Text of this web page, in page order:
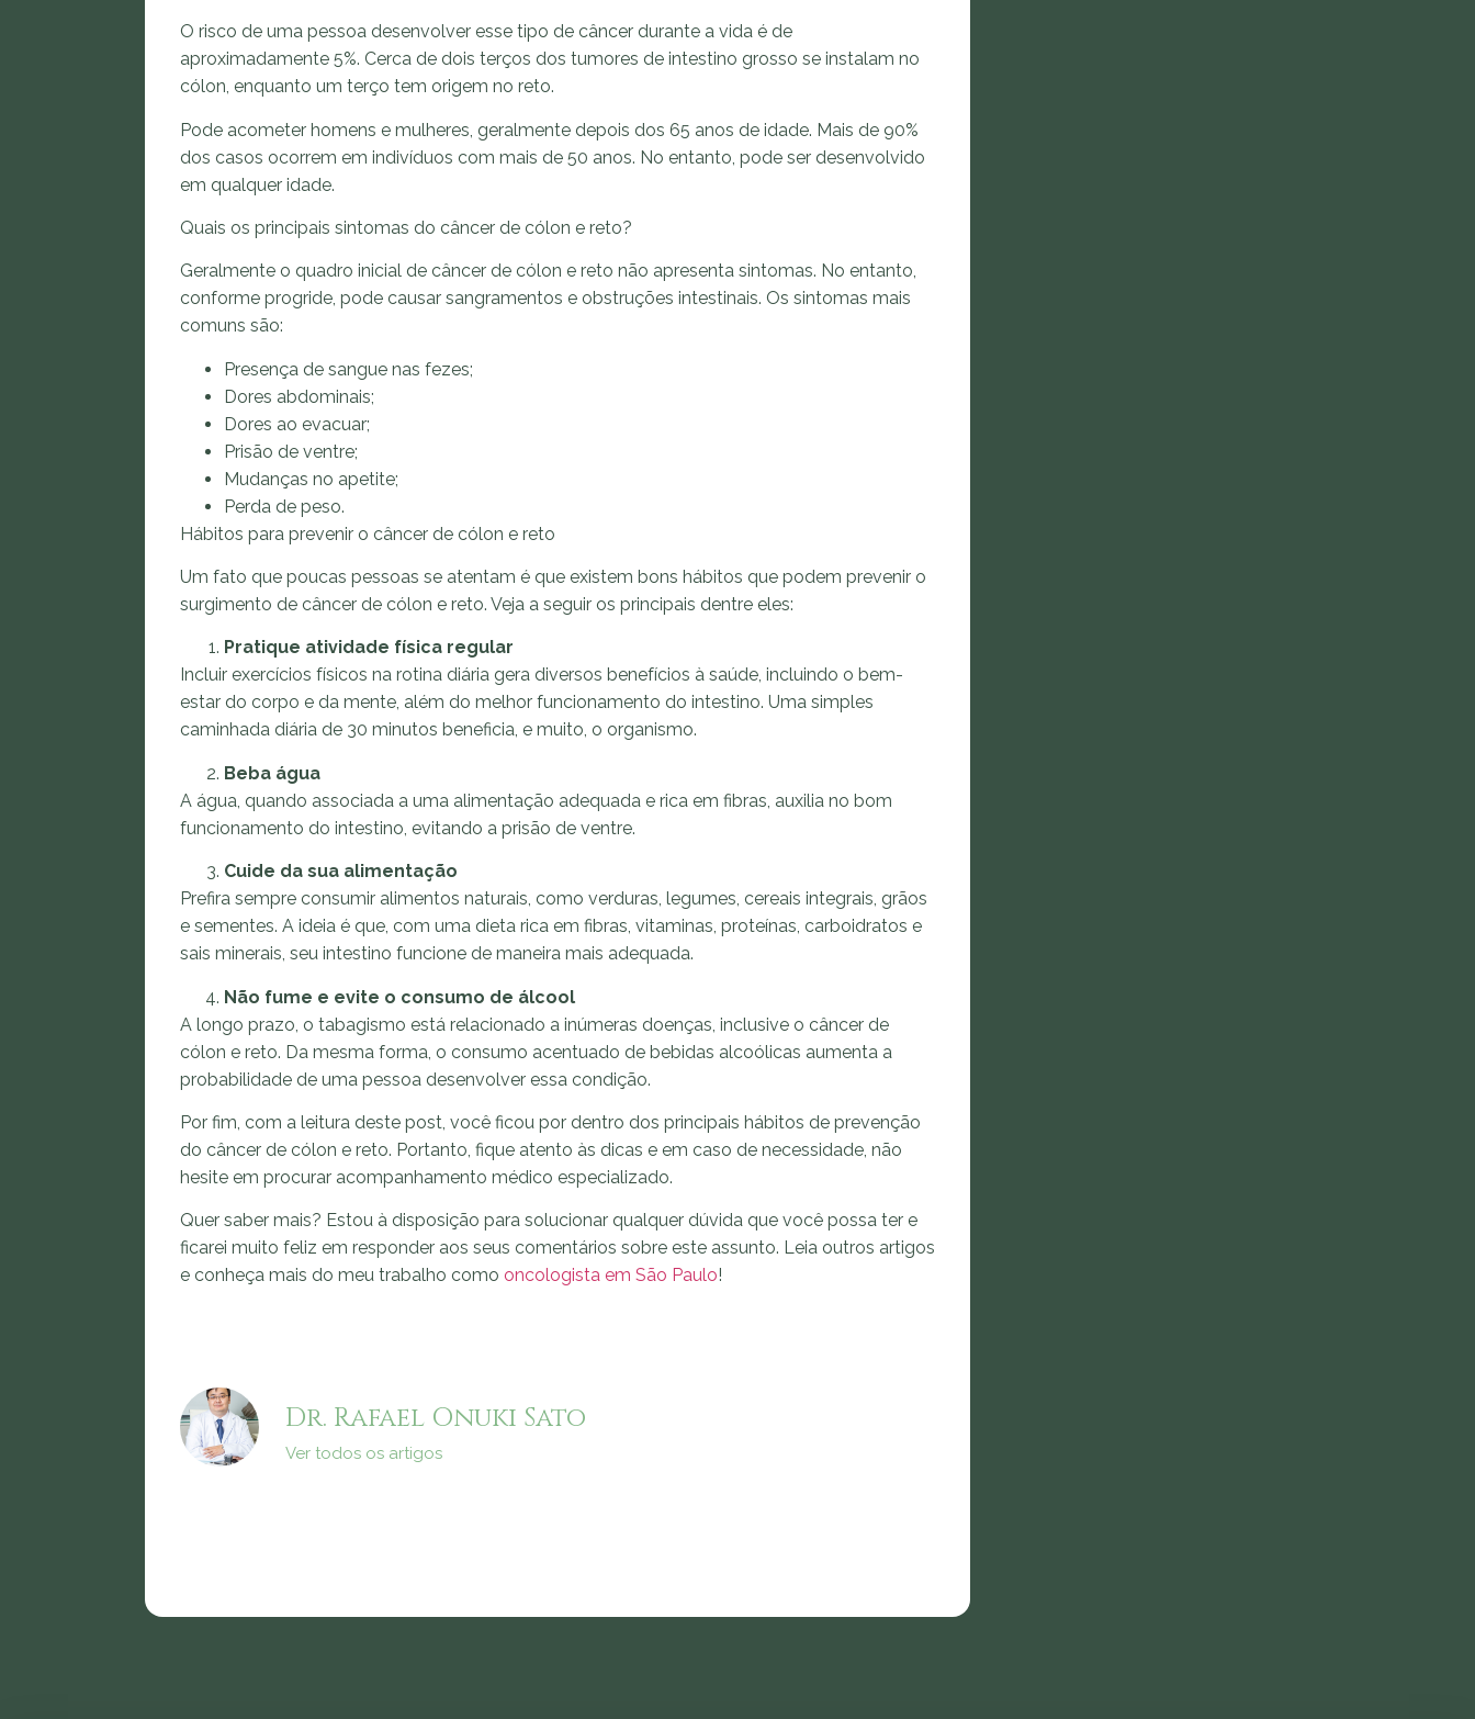
O risco de uma pessoa desenvolver esse tipo de câncer durante a vida é de
aproximadamente 5%. Cerca de dois terços dos tumores de intestino grosso se instalam no
cólon, enquanto um terço tem origem no reto.
Pode acometer homens e mulheres, geralmente depois dos 65 anos de idade. Mais de 90%
dos casos ocorrem em indivíduos com mais de 50 anos. No entanto, pode ser desenvolvido
em qualquer idade.
Quais os principais sintomas do câncer de cólon e reto?
Geralmente o quadro inicial de câncer de cólon e reto não apresenta sintomas. No entanto,
conforme progride, pode causar sangramentos e obstruções intestinais. Os sintomas mais
comuns são:
Presença de sangue nas fezes;
Dores abdominais;
Dores ao evacuar;
Prisão de ventre;
Mudanças no apetite;
Perda de peso.
Hábitos para prevenir o câncer de cólon e reto
Um fato que poucas pessoas se atentam é que existem bons hábitos que podem prevenir o
surgimento de câncer de cólon e reto. Veja a seguir os principais dentre eles:
Pratique atividade física regular
Incluir exercícios físicos na rotina diária gera diversos benefícios à saúde, incluindo o bem-
estar do corpo e da mente, além do melhor funcionamento do intestino. Uma simples
caminhada diária de 30 minutos beneficia, e muito, o organismo.
Beba água
A água, quando associada a uma alimentação adequada e rica em fibras, auxilia no bom
funcionamento do intestino, evitando a prisão de ventre.
Cuide da sua alimentação
Prefira sempre consumir alimentos naturais, como verduras, legumes, cereais integrais, grãos
e sementes. A ideia é que, com uma dieta rica em fibras, vitaminas, proteínas, carboidratos e
sais minerais, seu intestino funcione de maneira mais adequada.
Não fume e evite o consumo de álcool
A longo prazo, o tabagismo está relacionado a inúmeras doenças, inclusive o câncer de
cólon e reto. Da mesma forma, o consumo acentuado de bebidas alcoólicas aumenta a
probabilidade de uma pessoa desenvolver essa condição.
Por fim, com a leitura deste post, você ficou por dentro dos principais hábitos de prevenção
do câncer de cólon e reto. Portanto, fique atento às dicas e em caso de necessidade, não
hesite em procurar acompanhamento médico especializado.
Quer saber mais? Estou à disposição para solucionar qualquer dúvida que você possa ter e
ficarei muito feliz em responder aos seus comentários sobre este assunto. Leia outros artigos
e conheça mais do meu trabalho como oncologista em São Paulo!
Dr. Rafael Onuki Sato
Ver todos os artigos